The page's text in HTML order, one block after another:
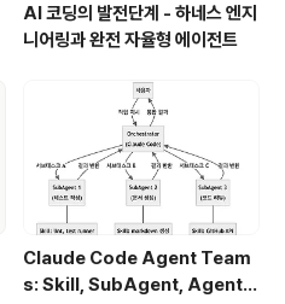
AI 코딩의 발전단계 - 하네스 엔지
니어링과 완전 자율형 에이전트
Claude Code Agent Team
s: Skill, SubAgent, Agent T